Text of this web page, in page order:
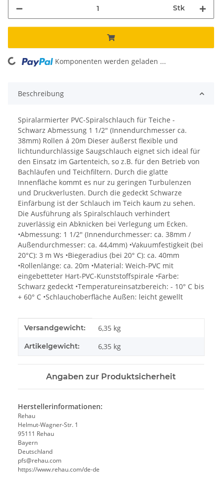
Stk
Loading... Komponenten werden geladen ...
Beschreibung
Spiralarmierter PVC-Spiralschlauch für Teiche -
Schwarz Abmessung 1 1/2" (Innendurchmesser ca.
38mm) Rollen á 20m Dieser äußerst flexible und
lichtundurchlässige Saugschlauch eignet sich ideal für
den Einsatz im Gartenteich, so z.B. für den Betrieb von
Bachläufen und Teichfiltern. Durch die glatte
Innenfläche kommt es nur zu geringen Turbulenzen
und Druckverlusten. Durch die gedeckt Schwarze
Einfärbung ist der Schlauch im Teich kaum zu sehen.
Die Ausführung als Spiralschlauch verhindert
zuverlässig ein Abknicken bei Verlegung um Ecken.
•Abmessung: 1 1/2" (Innendurchmesser: ca. 38mm /
Außendurchmesser: ca. 44,4mm) •Vakuumfestigkeit (bei
20°C): 3 m Ws •Biegeradius (bei 20° C): ca. 40mm
•Rollenlänge: ca. 20m •Material: Weich-PVC mit
eingebetteter Hart-PVC-Kunststoffspirale •Farbe:
Schwarz gedeckt •Temperatureinsatzbereich: - 10° C bis
+ 60° C •Schlauchoberfläche Außen: leicht gewellt
Produkteigenschaft
Wert
Versandgewicht: 6,35 kg
Artikelgewicht: 6,35 kg
Angaben zur Produktsicherheit
Herstellerinformationen:
Rehau
Helmut-Wagner-Str. 1
95111 Rehau
Bayern
Deutschland
pfs@rehau.com
https://www.rehau.com/de-de